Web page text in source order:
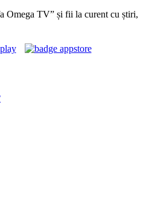
Omega TV” și fii la curent cu știri,